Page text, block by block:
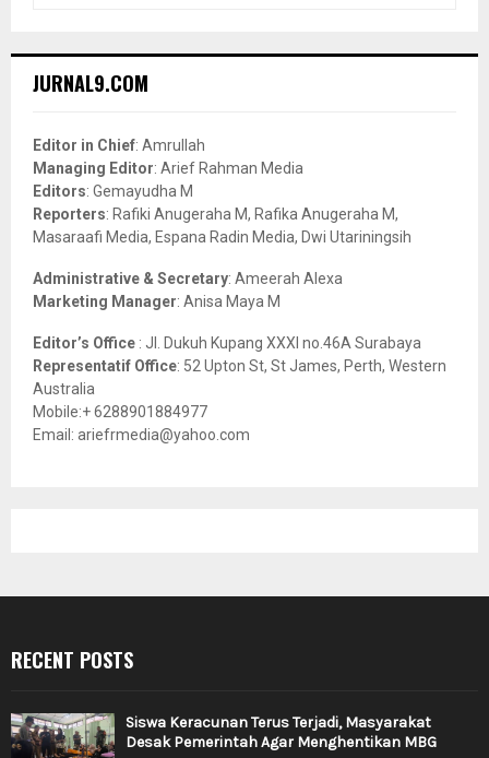
h
o
r
:
JURNAL9.COM
Editor in Chief: Amrullah
Managing Editor: Arief Rahman Media
Editors: Gemayudha M
Reporters: Rafiki Anugeraha M, Rafika Anugeraha M,
Masaraafi Media, Espana Radin Media, Dwi Utariningsih
Administrative & Secretary: Ameerah Alexa
Marketing Manager: Anisa Maya M
Editor’s Office : Jl. Dukuh Kupang XXXI no.46A Surabaya
Representatif Office: 52 Upton St, St James, Perth, Western
Australia
Mobile:+ 6288901884977
Email: ariefrmedia@yahoo.com
RECENT POSTS
Siswa Keracunan Terus Terjadi, Masyarakat
Desak Pemerintah Agar Menghentikan MBG